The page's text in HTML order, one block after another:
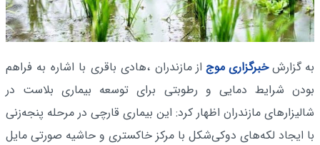
به گزارشخبرگزاری موج از مازندران ،هادی باقری با اشاره به فراهم
بودن شرایط دمایی و رطوبتی برای توسعه بیماری بلاست در
شالیزارهای مازندران اظهار کرد: این بیماری قارچی در مرحله پنجه‌زنی
با ایجاد لکه‌های دوکی‌شکل با مرکز خاکستری و حاشیه صورتی مایل